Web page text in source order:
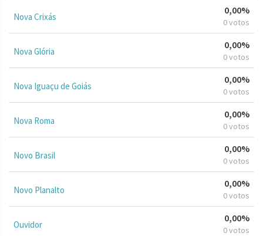
Nova Crixás
0,00%
0 votos
Nova Glória
0,00%
0 votos
Nova Iguaçu de Goiás
0,00%
0 votos
Nova Roma
0,00%
0 votos
Novo Brasil
0,00%
0 votos
Novo Planalto
0,00%
0 votos
Ouvidor
0,00%
0 votos